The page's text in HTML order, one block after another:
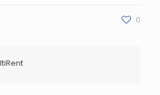
0